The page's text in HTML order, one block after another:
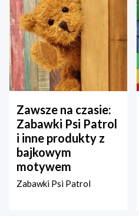
Zawsze na czasie:
Zabawki Psi Patrol
i inne produkty z
bajkowym
motywem
Zabawki Psi Patrol